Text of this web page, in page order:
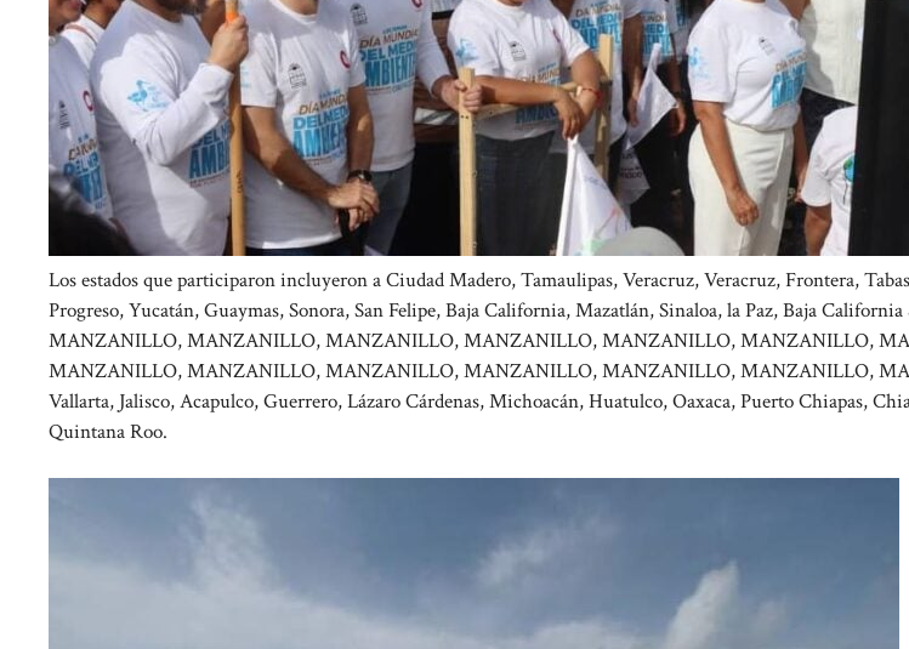
Los estados que participaron incluyeron a Ciudad Madero, Tamaulipas, Veracruz, Veracruz, Frontera,
Progreso, Yucatán, Guaymas, Sonora, San Felipe, Baja California, Mazatlán, Sinaloa, la Paz, Baja
MANZANILLO, MANZANILLO, MANZANILLO, MANZANILLO, MANZANILLO, MANZANILLO,
MANZANILLO, MANZANILLO, MANZANILLO, MANZANILLO, MANZANILLO, MANZANILLO,
Vallarta, Jalisco, Acapulco, Guerrero, Lázaro Cárdenas, Michoacán, Huatulco, Oaxaca, Puerto Chiapas,
Quintana Roo.